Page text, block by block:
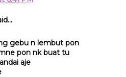
gebu n lembut pon
pon nk buat tu
aje